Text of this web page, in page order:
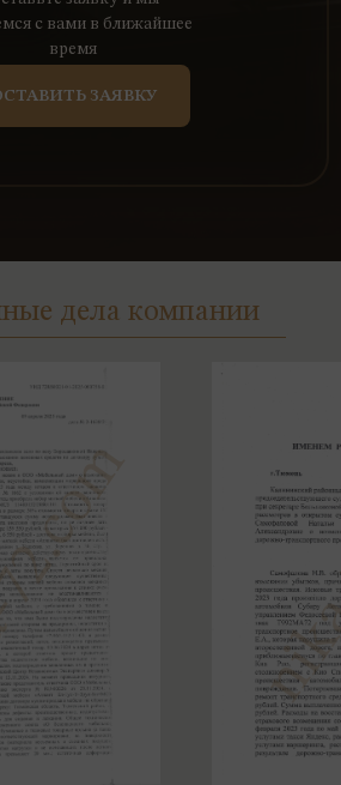
с вами в ближайшее
время
ЗАЯВКУ
дела компании